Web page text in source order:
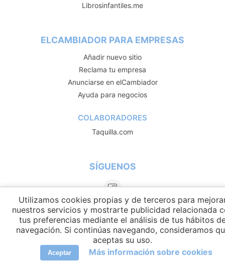
Librosinfantiles.me
ELCAMBIADOR PARA EMPRESAS
Añadir nuevo sitio
Reclama tu empresa
Anunciarse en elCambiador
Ayuda para negocios
COLABORADORES
Taquilla.com
SÍGUENOS
Utilizamos cookies propias y de terceros para
nuestros servicios y mostrarte publicidad relacionada
tus preferencias mediante el análisis de tus hábitos
navegación. Si continúas navegando, consideramos
aceptas su uso.
Aceptar Más información sobre cookies